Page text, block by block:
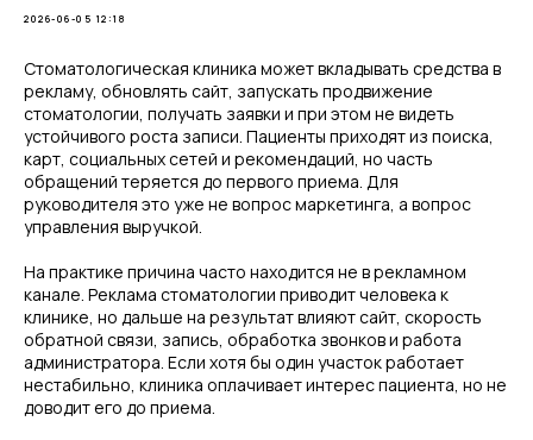
2026-06-05 12:18
Стоматологическая клиника может вкладывать средства в
рекламу, обновлять сайт, запускать продвижение
стоматологии, получать заявки и при этом не видеть
устойчивого роста записи. Пациенты приходят из поиска,
карт, социальных сетей и рекомендаций, но часть
обращений теряется до первого приема. Для
руководителя это уже не вопрос маркетинга, а вопрос
управления выручкой.
На практике причина часто находится не в рекламном
канале. Реклама стоматологии приводит человека к
клинике, но дальше на результат влияют сайт, скорость
обратной связи, запись, обработка звонков и работа
администратора. Если хотя бы один участок работает
нестабильно, клиника оплачивает интерес пациента, но не
доводит его до приема.